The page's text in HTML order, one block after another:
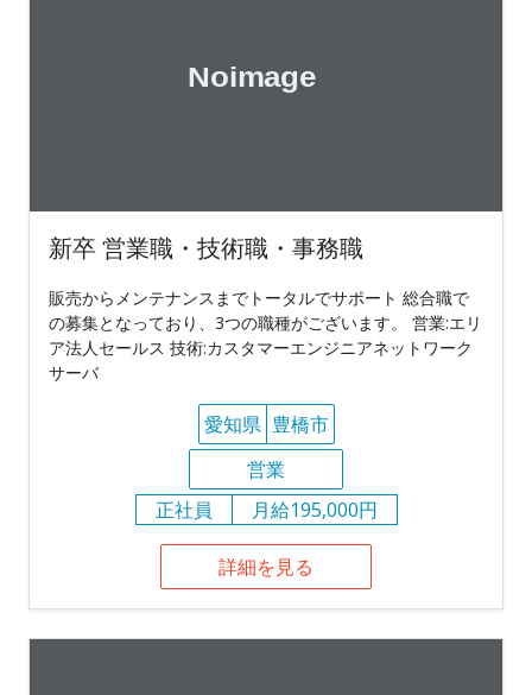
新卒 営業職・技術職・事務職
販売からメンテナンスまでトータルでサポート 総合職で
の募集となっており、3つの職種がございます。 営業:エリ
ア法人セールス 技術:カスタマーエンジニアネットワーク
サーバ
愛知県 豊橋市
営業
正社員
月給195,000円
詳細を見る